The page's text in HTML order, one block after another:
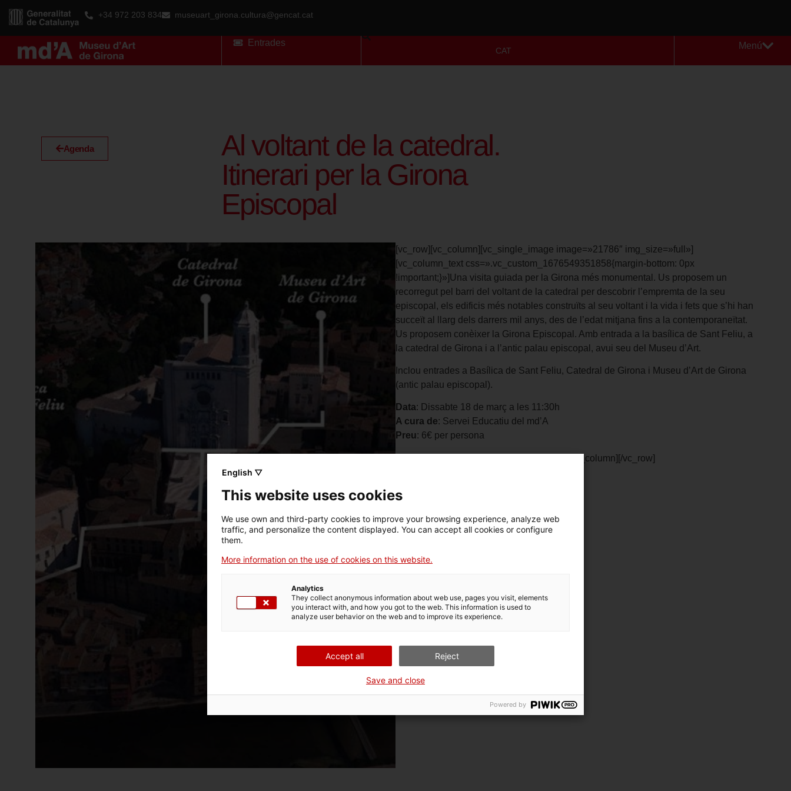
+34 972 203 834 museuart_girona.cultura@gencat.cat
Entrades
CAT
Menú
Agenda
Al voltant de la catedral.
Itinerari per la Girona
Episcopal
[vc_row][vc_column][vc_single_image image=»21786″ img_size=»full»]
[vc_column_text css=».vc_custom_1676549351858{margin-bottom: 0px
!important;}»]Una visita guiada per la Girona més monumental. Us proposem un
recorregut pel barri del voltant de la catedral per descobrir l’empremta de la seu
episcopal, els edificis més notables construïts al seu voltant i la vida i fets que s’hi han
succeït al llarg dels darrers mil anys, des de l’edat mitjana fins a la contemporaneïtat.
Us proposem conèixer la Girona Episcopal. Amb entrada a la basílica de Sant Feliu, a
la catedral de Girona i a l’antic palau episcopal, avui seu del Museu d’Art.
Inclou entrades a Basílica de Sant Feliu, Catedral de Girona i Museu d’Art de Girona
(antic palau episcopal).
Data: Dissabte 18 de març a les 11:30h
A cura de: Servei Educatiu del md’A
Preu: 6€ per persona
[/vc_column_text][/vc_column][/vc_row]
English ▽
This website uses cookies
We use own and third-party cookies to improve your browsing experience, analyze web
traffic, and personalize the content displayed. You can accept all cookies or configure
them.
More information on the use of cookies on this website.
Analytics
They collect anonymous information about web use, pages you visit, elements
you interact with, and how you got to the web. This information is used to
analyze user behavior on the web and to improve its experience.
Accept all Reject
Save and close
Powered by